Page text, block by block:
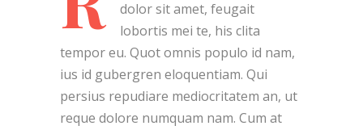
dolor sit amet, feugait
lobortis mei te, his clita
tempor eu. Quot omnis populo id nam,
ius id gubergren eloquentiam. Qui
persius repudiare mediocritatem an, ut
reque dolore numquam nam. Cum at